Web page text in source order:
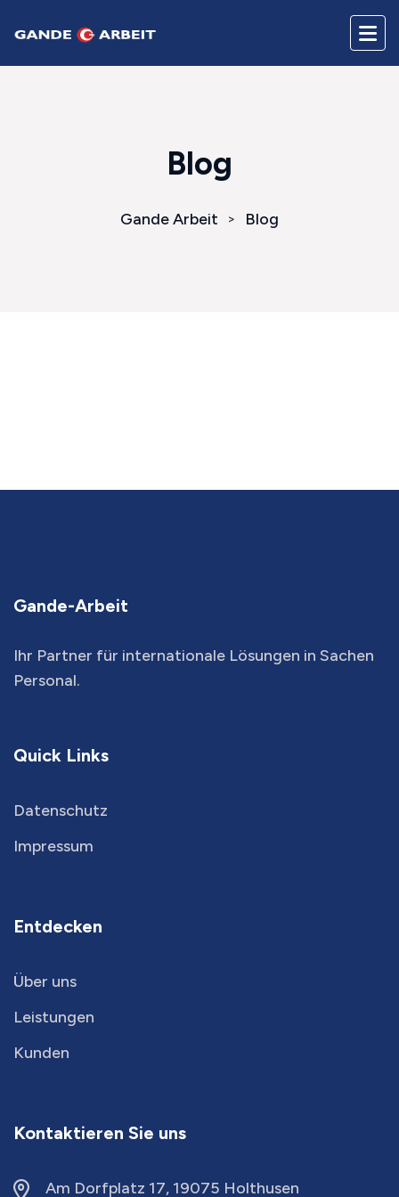
Blog
Gande Arbeit > Blog
Gande-Arbeit
Ihr Partner für internationale Lösungen in Sachen
Personal.
Quick Links
Datenschutz
Impressum
Entdecken
Über uns
Leistungen
Kunden
Kontaktieren Sie uns
Am Dorfplatz 17, 19075 Holthusen